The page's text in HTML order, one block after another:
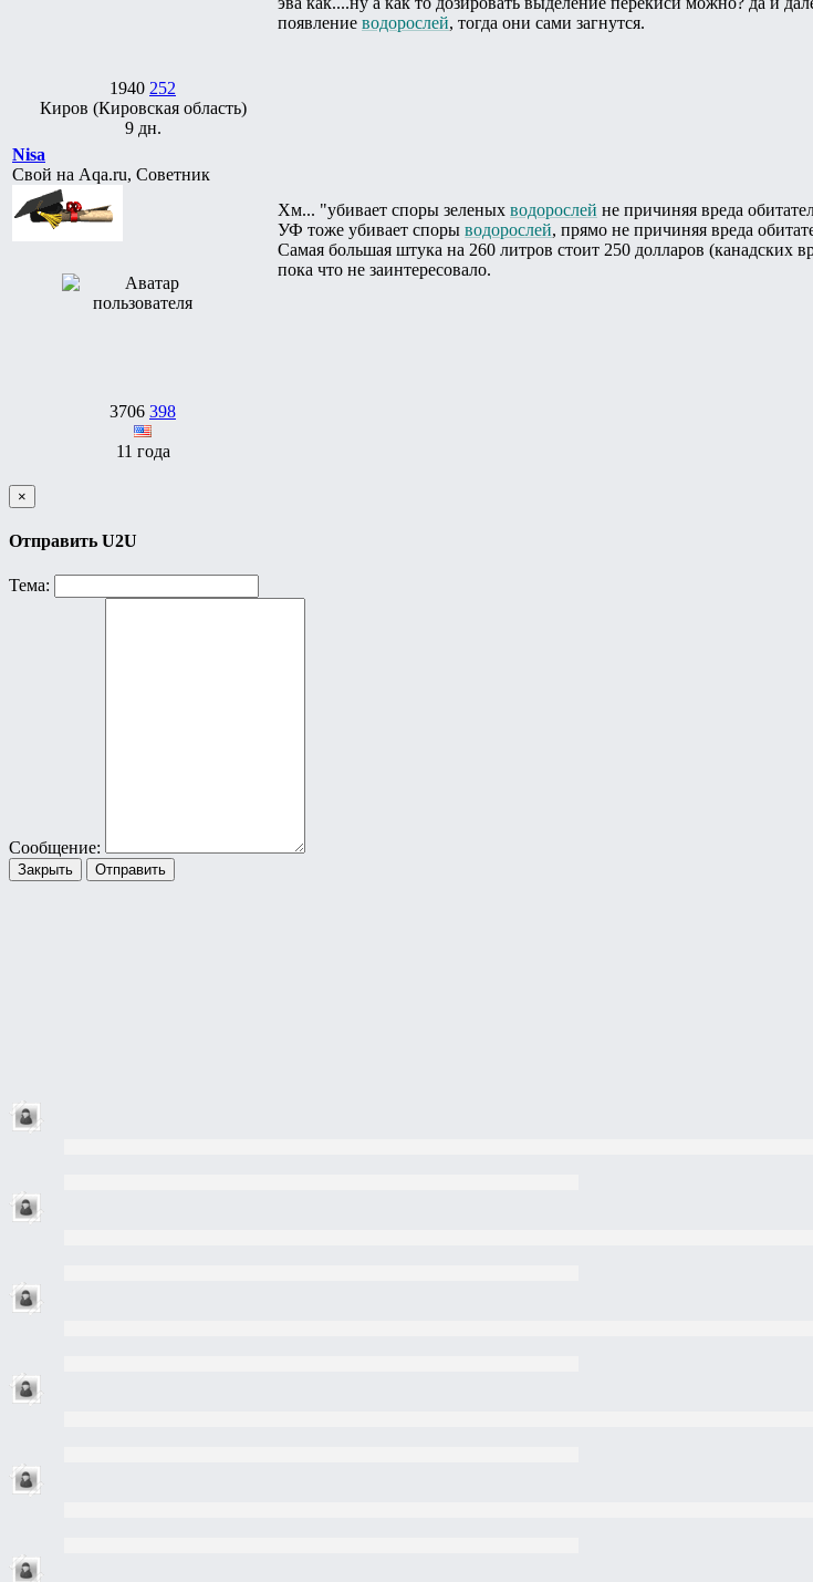
1940 252
Киров (Кировская область)
9 дн.
появление водорослей, тогда они сами загнутся.
Nisa
Свой на Aqa.ru, Советник
3706 398
11 года
Хм... "убивает споры зеленых водорослей не причиняя вреда
УФ тоже убивает споры водорослей, прямо не причиняя вреда
Самая большая штука на 260 литров стоит 250 долларов (канадских
пока что не заинтересовало.
×
Отправить U2U
Тема:
Сообщение:
Закрыть Отправить